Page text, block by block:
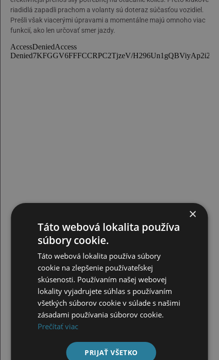
riadidlá zapadli prachom a volanty sú doteraz súčasťou vozidiel.
Prešli však viacerými úpravami a momentálne majú omnoho viac
funkcií, ako len určovať smer jazdy.
×
Táto webová lokalita používa
súbory cookie.
Táto webová lokalita používa súbory
cookie na zlepšenie používateľskej
skúsenosti. Používaním našej webovej
lokality vyjadrujete súhlas s používaním
všetkých súborov cookie v súlade s našimi
zásadami používania súborov cookie.
Prečítať viac
PRIJAŤ VŠETKO